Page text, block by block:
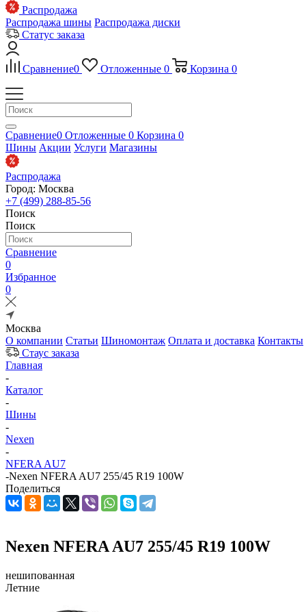
Распродажа
Распродажа шины Распродажа диски
Статус заказа
Сравнение0 Отложенные 0 Корзина 0
Сравнение0 Отложенные 0 Корзина 0
Шины Акции Услуги Магазины
Распродажа
Город: Москва
+7 (499) 288-85-56
Поиск
Поиск
Сравнение
0
Избранное
0
Москва
О компании Статьи Шиномонтаж Оплата и доставка Контакты
Стаус заказа
Главная
-
Каталог
-
Шины
-
Nexen
-
NFERA AU7
-Nexen NFERA AU7 255/45 R19 100W
Поделиться
Nexen NFERA AU7 255/45 R19 100W
нешипованная
Летние